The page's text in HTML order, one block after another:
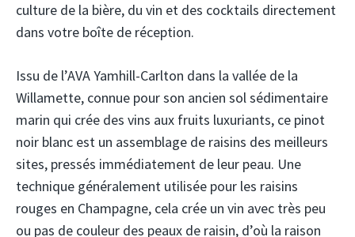
culture de la bière, du vin et des cocktails directement
dans votre boîte de réception.
Issu de l’AVA Yamhill-Carlton dans la vallée de la
Willamette, connue pour son ancien sol sédimentaire
marin qui crée des vins aux fruits luxuriants, ce pinot
noir blanc est un assemblage de raisins des meilleurs
sites, pressés immédiatement de leur peau. Une
technique généralement utilisée pour les raisins
rouges en Champagne, cela crée un vin avec très peu
ou pas de couleur des peaux de raisin, d’où la raison